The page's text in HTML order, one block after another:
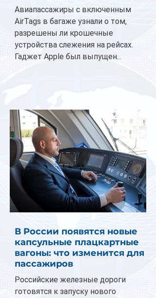
Авиапассажиры с включенным
AirTags в багаже узнали о том,
разрешены ли крошечные
устройства слежения на рейсах.
Гаджет Apple был выпущен...
В России появятся новые
капсульные плацкартные
вагоны: что изменится для
пассажиров
Российские железные дороги
готовятся к запуску нового